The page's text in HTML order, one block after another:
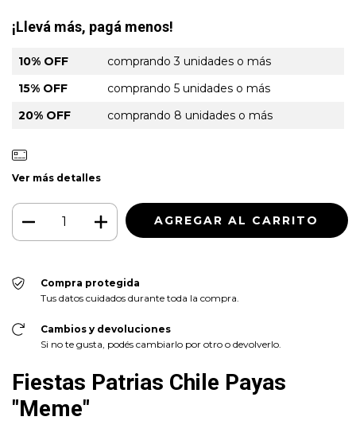
¡Llevá más, pagá menos!
10% OFF
comprando 3 unidades o más
15% OFF
comprando 5 unidades o más
20% OFF
comprando 8 unidades o más
Ver más detalles
Compra protegida
Tus datos cuidados durante toda la compra.
Cambios y devoluciones
Si no te gusta, podés cambiarlo por otro o devolverlo.
Fiestas Patrias Chile Payas
"Meme"